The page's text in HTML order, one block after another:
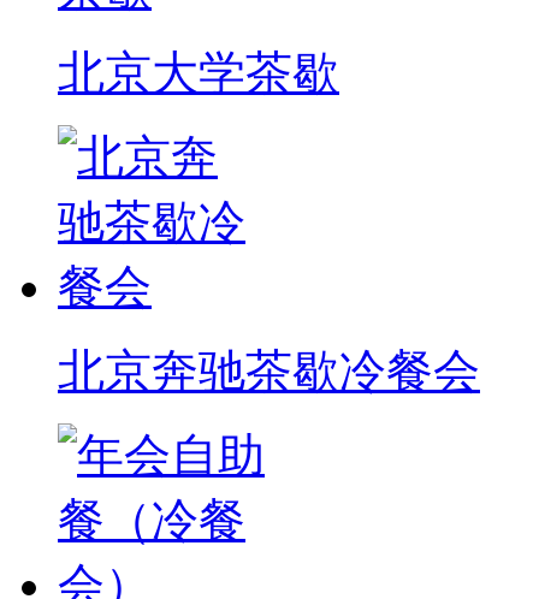
北京大学茶歇
北京奔驰茶歇冷餐会